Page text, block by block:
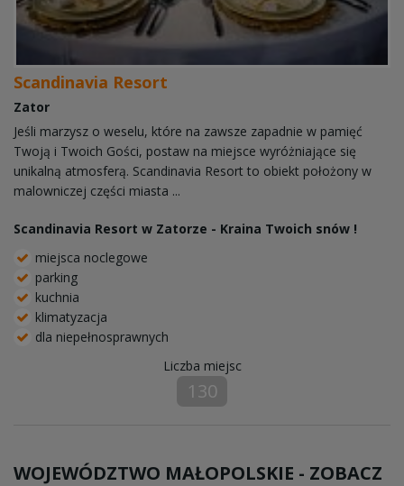
Scandinavia Resort
Zator
Jeśli marzysz o weselu, które na zawsze zapadnie w pamięć
Twoją i Twoich Gości, postaw na miejsce wyróżniające się
unikalną atmosferą. Scandinavia Resort to obiekt położony w
malowniczej części miasta ...
Scandinavia Resort w Zatorze - Kraina Twoich snów !
miejsca noclegowe
parking
kuchnia
klimatyzacja
dla niepełnosprawnych
Liczba miejsc
130
WOJEWÓDZTWO MAŁOPOLSKIE - ZOBACZ